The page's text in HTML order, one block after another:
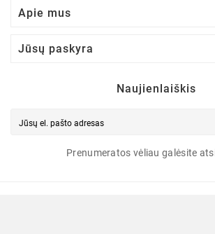
Apie mus
Jūsų paskyra
Naujienlaiškis
Prenumeratos vėliau galėsite